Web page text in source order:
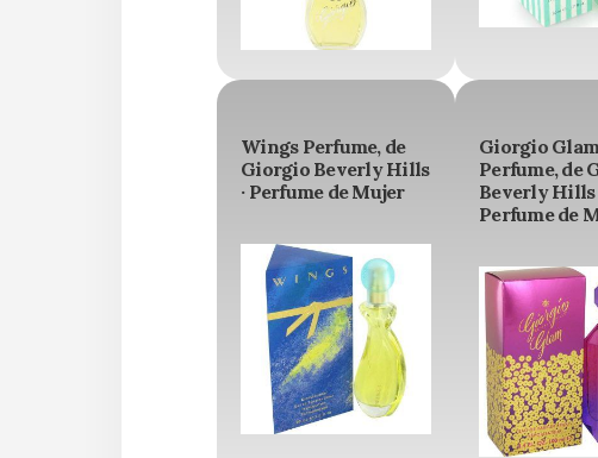
Wings Perfume, de
Giorgio Beverly Hills
· Perfume de Mujer
Giorgio Glam
Perfume, de
Beverly Hills
Perfume de